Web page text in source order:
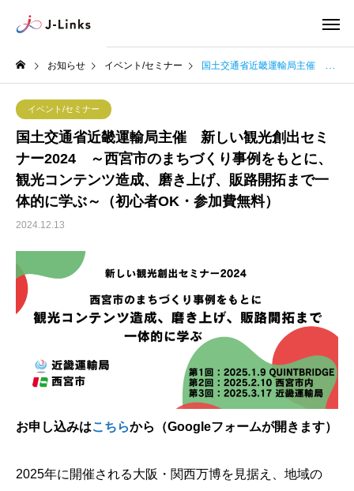
お知らせ イベント/セミナー 国土交通省近畿運輸局主催 新しい観光創出セミナー2024 ～西宮市のまちづくり事例をもとに、観光コンテンツ造成、磨き上げ、販路開拓まで一体的に学ぶ～（初心者OK・参加費無料）
イベント/セミナー
国土交通省近畿運輸局主催 新しい観光創出セミ
ナー2024 ～西宮市のまちづくり事例をもとに、
観光コンテンツ造成、磨き上げ、販路開拓まで一
体的に学ぶ～（初心者OK・参加費無料）
2024.12.13
お申し込みはこちらから（Googleフォームが開きます）
2025年に開催される大阪・関西万博を見据え、地域の